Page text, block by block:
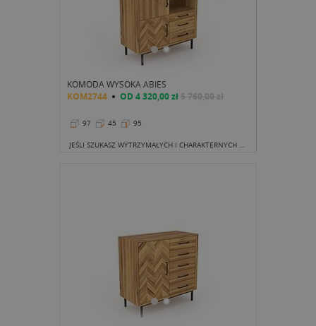
KOMODA WYSOKA ABIES
KOM2744 OD 4 320,00 zł5 760,00 zł
97 45 95
JEŚLI SZUKASZ WYTRZYMAŁYCH I CHARAKTERNYCH MEBLI DO POKOJU NASTOLATKA, TO WŁAŚNIE ZNALAZŁEŚ.